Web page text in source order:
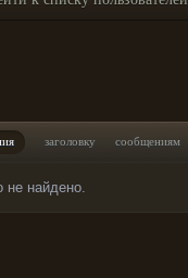
заголовку сообщениям
не найдено.